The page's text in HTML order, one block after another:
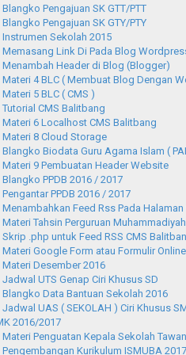
Blangko Pengajuan SK GTT/PTT
Blangko Pengajuan SK GTY/PTY
Instrumen Sekolah 2015
Memasang Link Di Pada Blog
Menambah Header di Blog (Blogger)
Materi 4 BLC ( Membuat Blog Dengan
Materi 5 BLC ( CMS )
Tutorial CMS Balitbang
Materi 6 Localhost CMS Balitbang
Materi 8 Cloud Storage
Blangko Biodata Guru Agama Islam (
Materi 9 Pembuatan Header Website
Blangko PPDB 2016 / 2017
Pengantar PPDB 2016 / 2017
Menambahkan Feed Rss Pada
Materi Tahsin Perguruan Muhammadiyah
Skrip .php untuk Feed RSS CMS
Materi Google Form atau Formulir Online
Materi Desember 2016
Jadwal UTS Genap Ciri Khusus SD
Blangko Data Bantuan Sekolah 2016
Jadwal UAS ( SEKOLAH ) Ciri Khusus
2016/2017
Materi Penguatan Kepala Sekolah
Pengembangan Kurikulum ISMUBA 2017